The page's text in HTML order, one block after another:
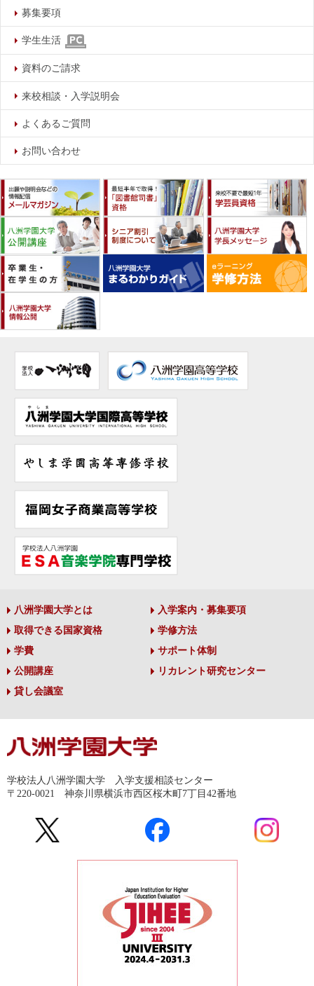
募集要項
学生生活
資料のご請求
来校相談・入学説明会
よくあるご質問
お問い合わせ
八洲学園大学とは
入学案内・募集要項
取得できる国家資格
学修方法
学費
サポート体制
公開講座
リカレント研究センター
貸し会議室
学校法人八洲学園大学 入学支援相談センター
〒220-0021 神奈川県横浜市西区桜木町7丁目42番地